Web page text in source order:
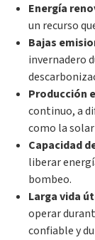
Energía
un recurso
Bajas
invernadero
Producción
continuo, a
como la
Capacidad
liberar
bombeo.
Larga vida
operar
confiable y